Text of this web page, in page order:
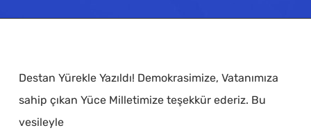
Destan Yürekle Yazıldı! Demokrasimize, Vatanımıza
sahip çıkan Yüce Milletimize teşekkür ederiz. Bu
vesileyle